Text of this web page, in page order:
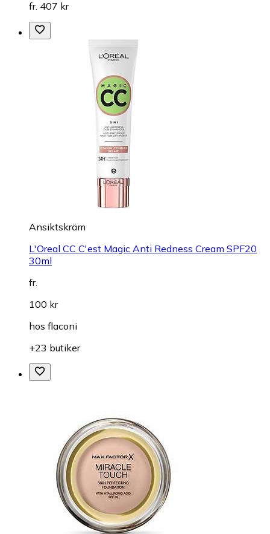
fr. 407 kr
Ansiktskräm
L'Oreal CC C'est Magic Anti Redness Cream SPF20
30ml
fr.
100 kr
hos flaconi
+23 butiker